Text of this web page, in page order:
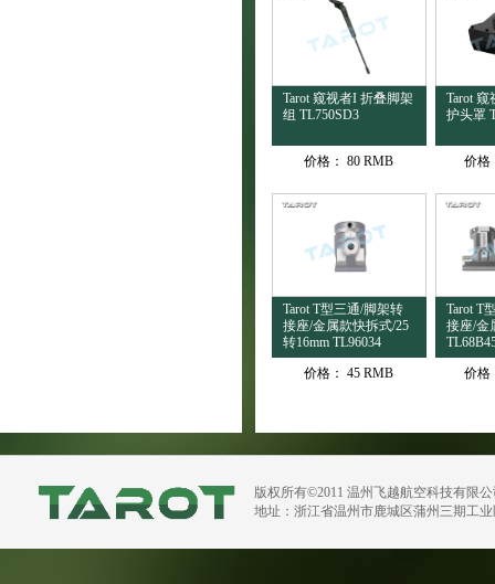
Tarot 窥视者I 折叠脚架
组 TL750SD3
价格： 80 RMB
Tarot
护头罩
价格
Tarot T型三通/脚架转
接座/金属款快拆式/25
转16mm TL96034
价格： 45 RMB
Tarot T
接座/金
价格
版权所有©2011 温州飞越航空科技有限
地址：浙江省温州市鹿城区蒲州三期工业